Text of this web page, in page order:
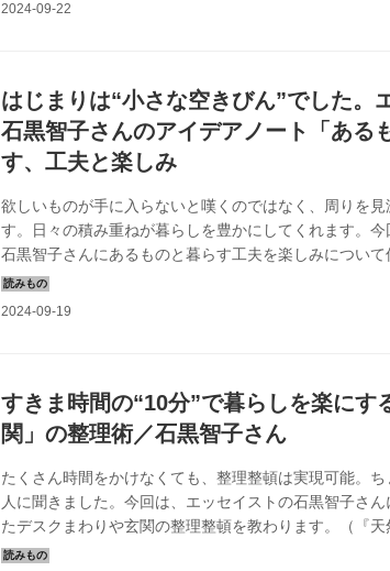
はじまりは“小さな空きびん”でした。
石黒智子さんのアイデアノート「ある
す、工夫と楽しみ
欲しいものが手に入らないと嘆くのではなく、周りを
す。日々の積み重ねが暮らしを豊かにしてくれます。今
石黒智子さんにあるものと暮らす工夫を楽しみについて
の最初の手づくりは、空きびんの再利用でした。（『天
掲載）
すきま時間の“10分”で暮らしを楽にす
関」の整理術／石黒智子さん
たくさん時間をかけなくても、整理整頓は実現可能。
人に聞きました。今回は、エッセイストの石黒智子さ
たデスクまわりや玄関の整理整頓を教わります。（『
掲載）